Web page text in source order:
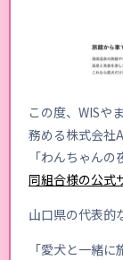
この度、WISや
務める株式会社
「わんちゃんの
同組合様の公式
山口県の代表的
「愛犬と一緒